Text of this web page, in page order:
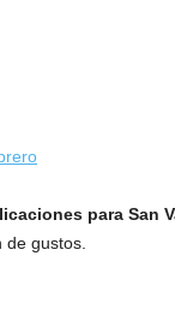
para San
gustos.